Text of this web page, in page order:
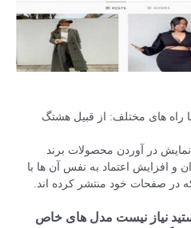
راه های مختلف: از قبیل هشتگ
در آوردن محصولات برند
افزایش اعتماد به نفس آن ها با
در صفحات خود منتشر کرده اند.
نیاز نیست مدل های خاص